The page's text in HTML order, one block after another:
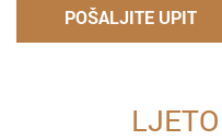
POŠALJITE UPIT